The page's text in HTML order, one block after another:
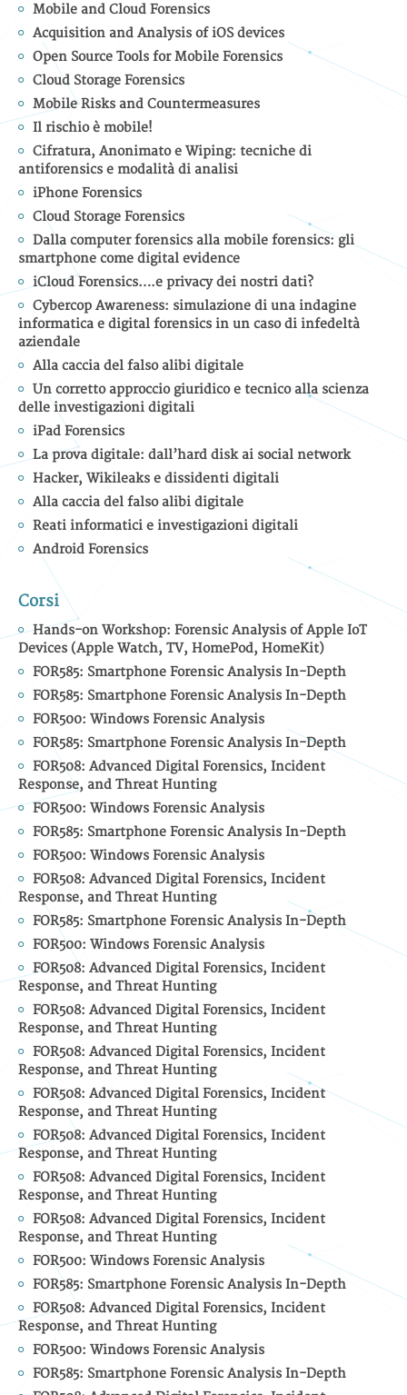
Mobile and Cloud Forensics
Acquisition and Analysis of iOS devices
Open Source Tools for Mobile Forensics
Cloud Storage Forensics
Mobile Risks and Countermeasures
Il rischio è mobile!
Cifratura, Anonimato e Wiping: tecniche di
antiforensics e modalità di analisi
iPhone Forensics
Cloud Storage Forensics
Dalla computer forensics alla mobile forensics: gli
smartphone come digital evidence
iCloud Forensics….e privacy dei nostri dati?
Cybercop Awareness: simulazione di una indagine
informatica e digital forensics in un caso di infedeltà
aziendale
Alla caccia del falso alibi digitale
Un corretto approccio giuridico e tecnico alla scienza
delle investigazioni digitali
iPad Forensics
La prova digitale: dall’hard disk ai social network
Hacker, Wikileaks e dissidenti digitali
Alla caccia del falso alibi digitale
Reati informatici e investigazioni digitali
Android Forensics
Corsi
Hands-on Workshop: Forensic Analysis of Apple IoT
Devices (Apple Watch, TV, HomePod, HomeKit)
FOR585: Smartphone Forensic Analysis In-Depth
FOR585: Smartphone Forensic Analysis In-Depth
FOR500: Windows Forensic Analysis
FOR585: Smartphone Forensic Analysis In-Depth
FOR508: Advanced Digital Forensics, Incident
Response, and Threat Hunting
FOR500: Windows Forensic Analysis
FOR585: Smartphone Forensic Analysis In-Depth
FOR500: Windows Forensic Analysis
FOR508: Advanced Digital Forensics, Incident
Response, and Threat Hunting
FOR585: Smartphone Forensic Analysis In-Depth
FOR500: Windows Forensic Analysis
FOR508: Advanced Digital Forensics, Incident
Response, and Threat Hunting
FOR508: Advanced Digital Forensics, Incident
Response, and Threat Hunting
FOR508: Advanced Digital Forensics, Incident
Response, and Threat Hunting
FOR508: Advanced Digital Forensics, Incident
Response, and Threat Hunting
FOR508: Advanced Digital Forensics, Incident
Response, and Threat Hunting
FOR508: Advanced Digital Forensics, Incident
Response, and Threat Hunting
FOR508: Advanced Digital Forensics, Incident
Response, and Threat Hunting
FOR500: Windows Forensic Analysis
FOR585: Smartphone Forensic Analysis In-Depth
FOR508: Advanced Digital Forensics, Incident
Response, and Threat Hunting
FOR500: Windows Forensic Analysis
FOR585: Smartphone Forensic Analysis In-Depth